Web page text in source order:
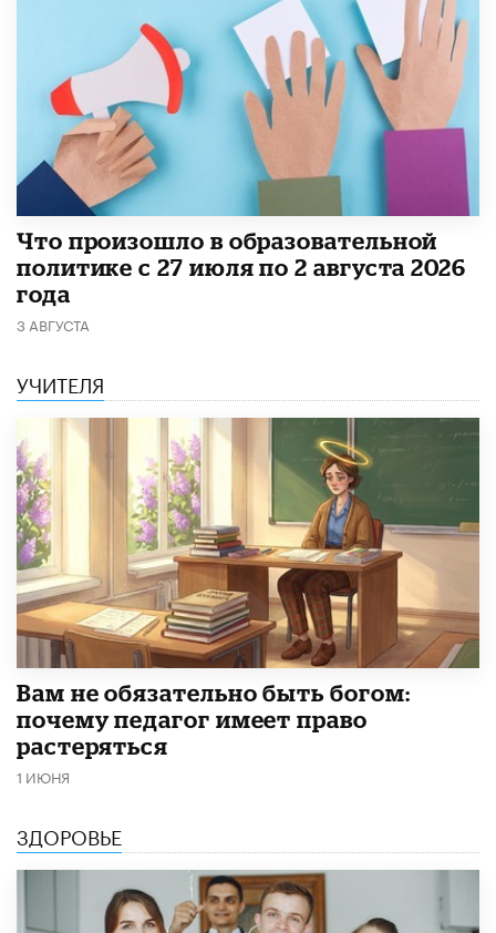
​Что произошло в образовательной
политике с 27 июля по 2 августа 2026
года
3 АВГУСТА
УЧИТЕЛЯ
​Вам не обязательно быть богом:
почему педагог имеет право
растеряться
1 ИЮНЯ
ЗДОРОВЬЕ